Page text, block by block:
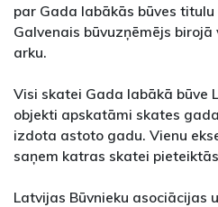
par Gada labākās būves
Galvenais būvuzņēmējs
arku.
Visi skatei Gada labākā būve
objekti apskatāmi skates
izdota astoto gadu. Vienu
saņem katras skatei
Latvijas Būvnieku asociācijas